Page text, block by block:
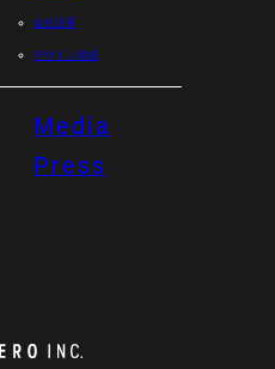
会社沿革
デザイン領域
Media
Press